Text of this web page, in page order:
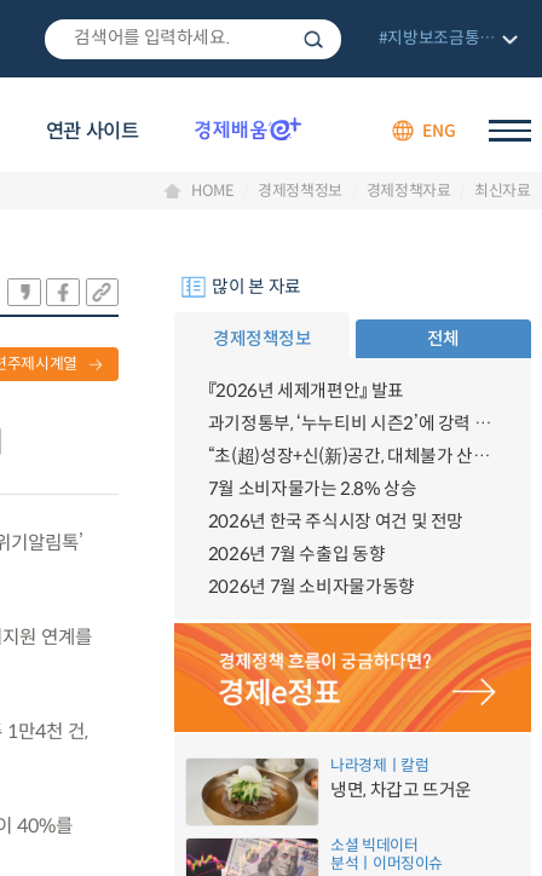
연관 사이트 ENG
#지방보조금통합관리망
HOME 경제정책정보 경제정책자료 최신자료
주제시계열
기알림톡’
원 연계를
1만4천 건,
40%를
많이 본 자료
경제정책정보 전체
『2026년 세제개편안』 발표
과기정통부, ‘누누티비 시즌2’에 강력 대응 의지 밝혀
“초(超)성장+신(新)공간, 대체불가 산업강국”
7월 소비자물가는 2.8% 상승
2026년 한국 주식시장 여건 및 전망
2026년 7월 수출입 동향
2026년 7월 소비자물가동향
나라경제ㅣ칼럼
냉면, 차갑고 뜨거운
소셜 빅데이터
분석ㅣ이머징이슈